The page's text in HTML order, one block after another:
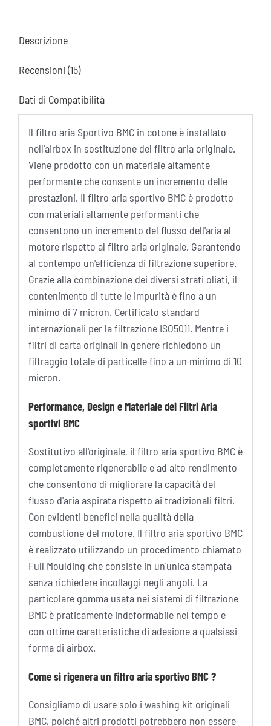
Descrizione
Recensioni (15)
Dati di Compatibilità
Il filtro aria Sportivo BMC in cotone è installato
nell'airbox in sostituzione del filtro aria originale.
Viene prodotto con un materiale altamente
performante che consente un incremento delle
prestazioni. Il filtro aria sportivo BMC è prodotto
con materiali altamente performanti che
consentono un incremento del flusso dell'aria al
motore rispetto al filtro aria originale. Garantendo
al contempo un'efficienza di filtrazione superiore.
Grazie alla combinazione dei diversi strati oliati, il
contenimento di tutte le impurità è fino a un
minimo di 7 micron. Certificato standard
internazionali per la filtrazione ISO5011. Mentre i
filtri di carta originali in genere richiedono un
filtraggio totale di particelle fino a un minimo di 10
micron.
Performance, Design e Materiale dei Filtri Aria
sportivi BMC
Sostitutivo all'originale, il filtro aria sportivo BMC è
completamente rigenerabile e ad alto rendimento
che consentono di migliorare la capacità del
flusso d'aria aspirata rispetto ai tradizionali filtri.
Con evidenti benefici nella qualità della
combustione del motore. Il filtro aria sportivo BMC
è realizzato utilizzando un procedimento chiamato
Full Moulding che consiste in un'unica stampata
senza richiedere incollaggi negli angoli. La
particolare gomma usata nei sistemi di filtrazione
BMC è praticamente indeformabile nel tempo e
con ottime caratteristiche di adesione a qualsiasi
forma di airbox.
Come si rigenera un filtro aria sportivo BMC ?
Consigliamo di usare solo i washing kit originali
BMC, poiché altri prodotti potrebbero non essere